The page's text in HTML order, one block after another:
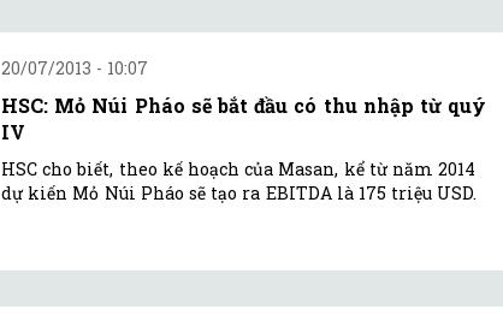
20/07/2013 - 10:07
HSC: Mỏ Núi Pháo sẽ bắt đầu có thu nhập từ quý
IV
HSC cho biết, theo kế hoạch của Masan, kể từ năm 2014
dự kiến Mỏ Núi Pháo sẽ tạo ra EBITDA là 175 triệu USD.